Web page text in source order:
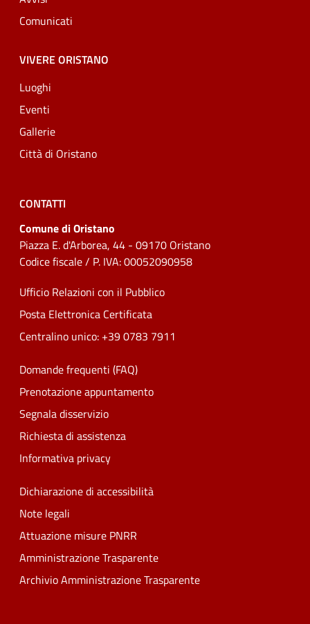
Comunicati
VIVERE ORISTANO
Luoghi
Eventi
Gallerie
Città di Oristano
CONTATTI
Comune di Oristano
Piazza E. d'Arborea, 44 - 09170 Oristano
Codice fiscale / P. IVA: 00052090958
Ufficio Relazioni con il Pubblico
Posta Elettronica Certificata
Centralino unico: +39 0783 7911
Domande frequenti (FAQ)
Prenotazione appuntamento
Segnala disservizio
Richiesta di assistenza
Informativa privacy
Dichiarazione di accessibilità
Note legali
Attuazione misure PNRR
Amministrazione Trasparente
Archivio Amministrazione Trasparente